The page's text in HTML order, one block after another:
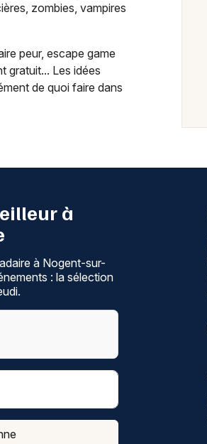
zombies, vampires
peur, escape game
gratuit... Les idées
de quoi faire dans
à
à Nogent-sur-
: la sélection